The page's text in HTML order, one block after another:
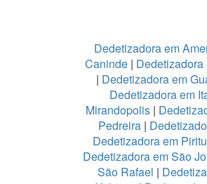
Dedetizadora em
Caninde|
| Dedetizadora em
Dedetizadora em
Mirandopolis |
Pedreira |
Dedetizadora em
Dedetizadora em São
São Rafael |